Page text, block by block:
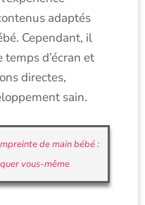
adaptés
Cependant, il
d’écran et
directes,
sain.
de main bébé :
vous-même